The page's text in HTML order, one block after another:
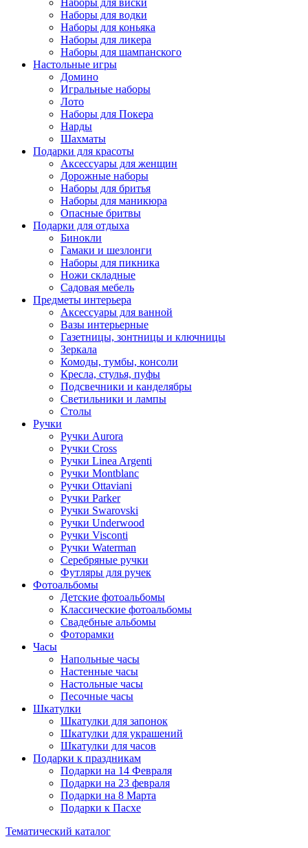
Наборы для виски
Наборы для водки
Наборы для коньяка
Наборы для ликера
Наборы для шампанского
Настольные игры
Домино
Игральные наборы
Лото
Наборы для Покера
Нарды
Шахматы
Подарки для красоты
Аксессуары для женщин
Дорожные наборы
Наборы для бритья
Наборы для маникюра
Опасные бритвы
Подарки для отдыха
Бинокли
Гамаки и шезлонги
Наборы для пикника
Ножи складные
Садовая мебель
Предметы интерьера
Аксессуары для ванной
Вазы интерьерные
Газетницы, зонтницы и ключницы
Зеркала
Комоды, тумбы, консоли
Кресла, стулья, пуфы
Подсвечники и канделябры
Светильники и лампы
Столы
Ручки
Ручки Aurora
Ручки Cross
Ручки Linea Argenti
Ручки Montblanc
Ручки Ottaviani
Ручки Parker
Ручки Swarovski
Ручки Underwood
Ручки Visconti
Ручки Waterman
Серебряные ручки
Футляры для ручек
Фотоальбомы
Детские фотоальбомы
Классические фотоальбомы
Свадебные альбомы
Фоторамки
Часы
Напольные часы
Настенные часы
Настольные часы
Песочные часы
Шкатулки
Шкатулки для запонок
Шкатулки для украшений
Шкатулки для часов
Подарки к праздникам
Подарки на 14 Февраля
Подарки на 23 февраля
Подарки на 8 Марта
Подарки к Пасхе
Тематический каталог